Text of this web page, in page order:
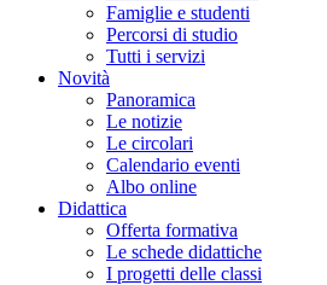
Famiglie e studenti
Percorsi di studio
Tutti i servizi
Novità
Panoramica
Le notizie
Le circolari
Calendario eventi
Albo online
Didattica
Offerta formativa
Le schede didattiche
I progetti delle classi